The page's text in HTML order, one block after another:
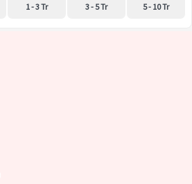
1 - 3 Tr 3 - 5 Tr 5 - 10 Tr